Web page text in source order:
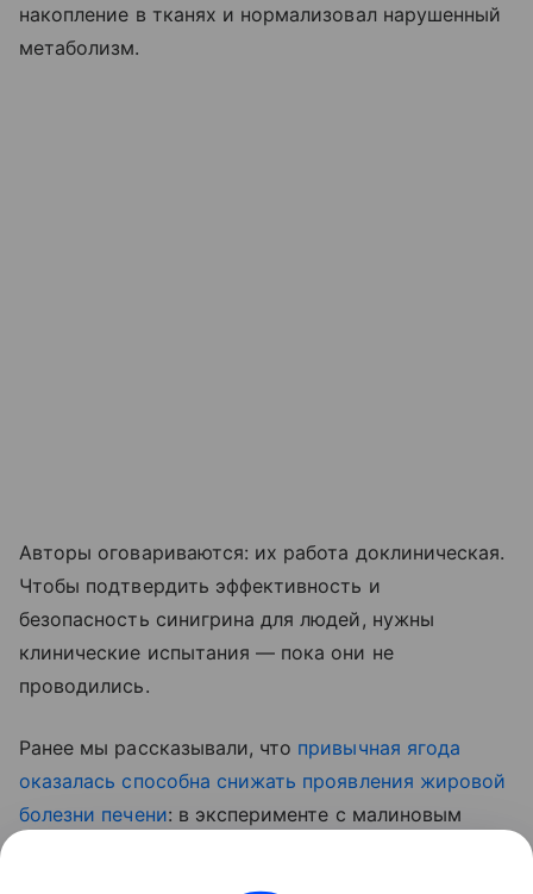
накопление в тканях и нормализовал нарушенный
метаболизм.
Авторы оговариваются: их работа доклиническая.
Чтобы подтвердить эффективность и
безопасность синигрина для людей, нужны
клинические испытания — пока они не
проводились.
Ранее мы рассказывали, что привычная ягода
оказалась способна снижать проявления жировой
болезни печени: в эксперименте с малиновым